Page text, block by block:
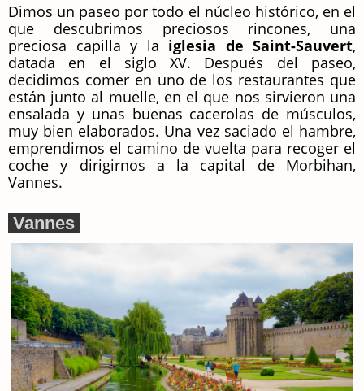
Dimos un paseo por todo el núcleo histórico, en el
que descubrimos preciosos rincones, una
preciosa capilla y la iglesia de Saint-Sauvert,
datada en el siglo XV. Después del paseo,
decidimos comer en uno de los restaurantes que
están junto al muelle, en el que nos sirvieron una
ensalada y unas buenas cacerolas de músculos,
muy bien elaborados. Una vez saciado el hambre,
emprendimos el camino de vuelta para recoger el
coche y dirigirnos a la capital de Morbihan,
Vannes.
Vannes